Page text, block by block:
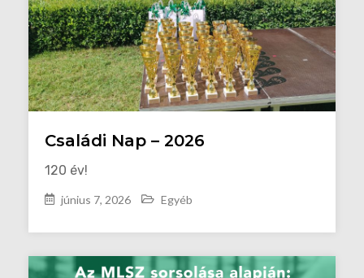
Családi Nap – 2026
120 év!
június 7, 2026 Egyéb